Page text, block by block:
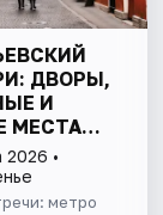
ДВОРЫ,
И
МЕСТА
2026 •
метро